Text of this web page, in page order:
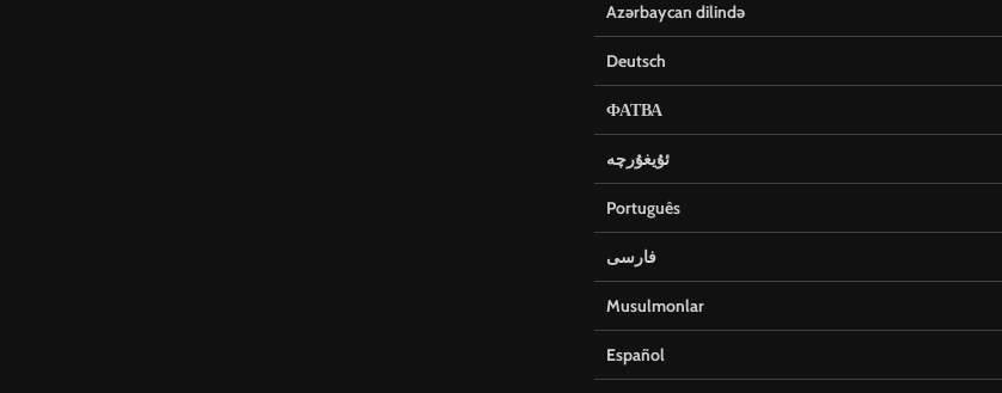
Azərbaycan dilində
Deutsch
ФАТВА
ئۇيغۇرچە
Português
فارسی
Musulmonlar
Español